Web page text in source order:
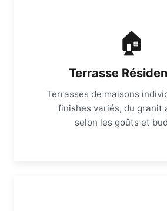
🏠
Terrasse
Terrasses de maisons
finishes variés, du granit
selon les goûts et